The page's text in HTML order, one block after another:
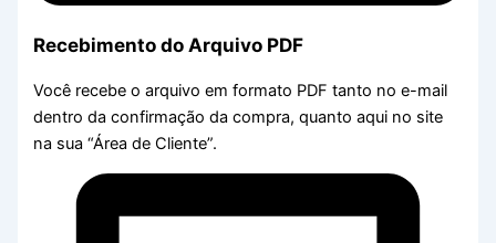
Recebimento do Arquivo PDF
Você recebe o arquivo em formato PDF tanto no e-mail
dentro da confirmação da compra, quanto aqui no site
na sua “Área de Cliente”.